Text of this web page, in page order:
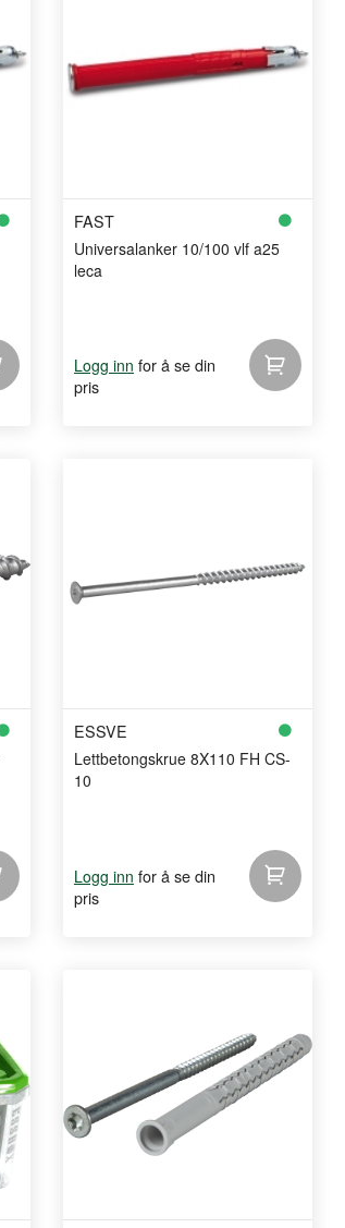
FAST
Universalanker 10/100 vlf a25
leca
Logg inn for å se din
pris
ESSVE
Lettbetongskrue 8X110 FH CS-
10
Logg inn for å se din
pris